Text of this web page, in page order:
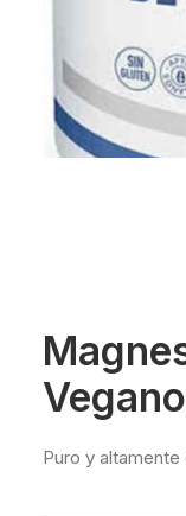
Puro y